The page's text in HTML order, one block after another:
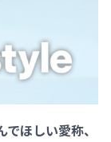
でほしい愛称、